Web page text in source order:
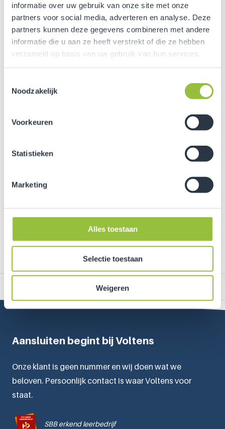
informatie over uw gebruik van onze site met onze
partners voor social media, adverteren en analyse. Deze
partners kunnen deze gegevens combineren met andere
informatie die u aan ze heeft verstrekt of die ze hebben
verzameld op basis van uw gebruik van hun services.
Noodzakelijk
Voorkeuren
Statistieken
Marketing
Alles toestaan
Selectie toestaan
Weigeren
Met dit project laat Voltens zien hoe
maatwerkoplossingen binnen inpandige
middenspanningsinstallaties kunnen bijdragen aan
betrouwbare en duurzame energievoorzieningen.
transformatorstation of middenspanningsinstallatie?
Terug naar projectoverzicht
Aansluiten begint bij Voltens
Onze klant is geen nummer en wij doen wat we
beloven. Persoonlijk contact is waar Voltens voor
staat.
SBB erkend leerbedrijf